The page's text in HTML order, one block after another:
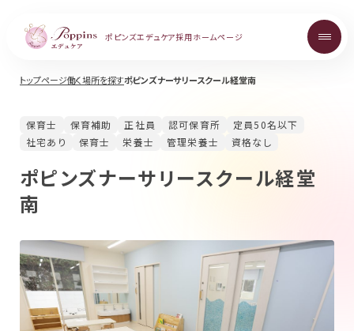
ポピンズエデュケア採用ホームページ
ポピンズエデュケアを知る
Topics
お知らせ
Career
中途採用について
トップページ働く場所を探すポピンズナーサリースクール経堂南
保育士 保育補助 正社員 認可保育所
定員50名以下
社宅あり
保育士 栄養士 管理栄養士 資格なし
ポピンズナーサリースクール経堂
南